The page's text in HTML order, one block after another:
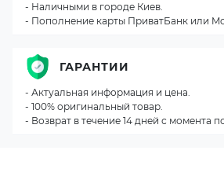
- Наличными в городе Киев.
- Пополнение карты ПриватБанк или
ГАРАНТИИ
- Актуальная информация и цена.
- 100% оригинальный товар.
- Возврат в течение 14 дней с момента